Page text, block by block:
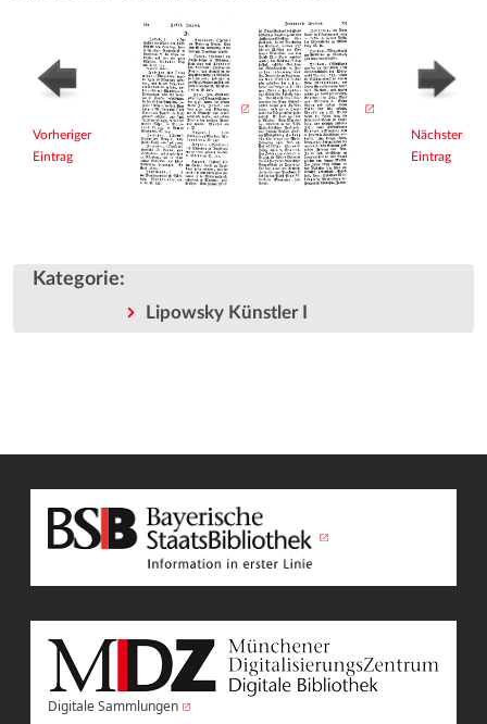
Vorheriger
Eintrag
Nächster
Eintrag
Kategorie:
Lipowsky Künstler I
Digitale Sammlungen